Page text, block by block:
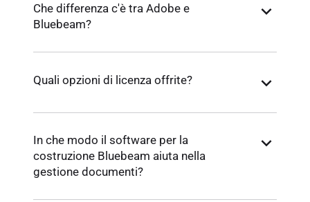
Che differenza c'è tra Adobe e
Bluebeam?
Quali opzioni di licenza offrite?
In che modo il software per la
costruzione Bluebeam aiuta nella
gestione documenti?